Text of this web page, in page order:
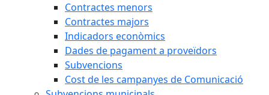
Contractes menors
Contractes majors
Indicadors econòmics
Dades de pagament a proveïdors
Subvencions
Cost de les campanyes de Comunicació